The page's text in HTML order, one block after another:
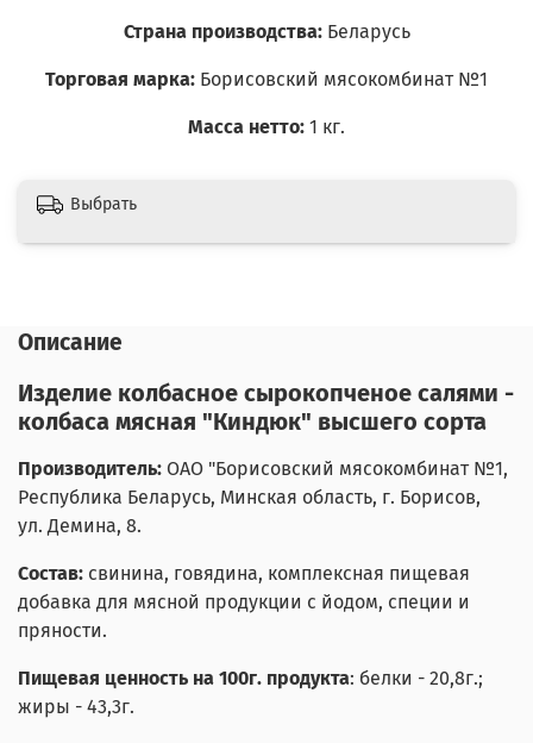
Страна производства: Беларусь
Торговая марка: Борисовский мясокомбинат №1
Масса нетто: 1 кг.
Выбрать
Описание
Изделие колбасное сырокопченое салями -
колбаса мясная "Киндюк" высшего сорта
Производитель: ОАО "Борисовский мясокомбинат №1,
Республика Беларусь, Минская область, г. Борисов,
ул. Демина, 8.
Состав: свинина, говядина, комплексная пищевая
добавка для мясной продукции с йодом, специи и
пряности.
Пищевая ценность на 100г. продукта: белки - 20,8г.;
жиры - 43,3г.